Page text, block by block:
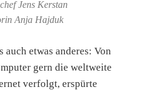
Jens Kerstan
Anja Hajduk
auch etwas anderes: Von
gern die weltweite
verfolgt, erspürte